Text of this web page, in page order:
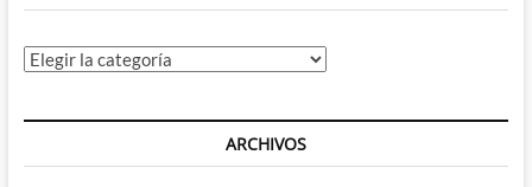
Categorías
ARCHIVOS